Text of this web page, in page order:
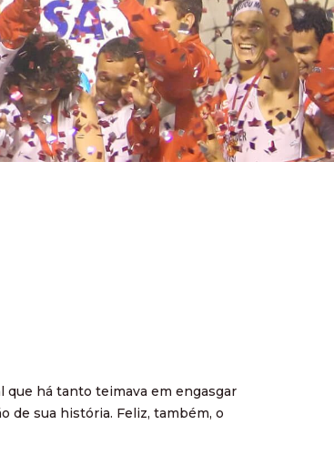
que há tanto teimava em engasgar
de sua história. Feliz, também, o